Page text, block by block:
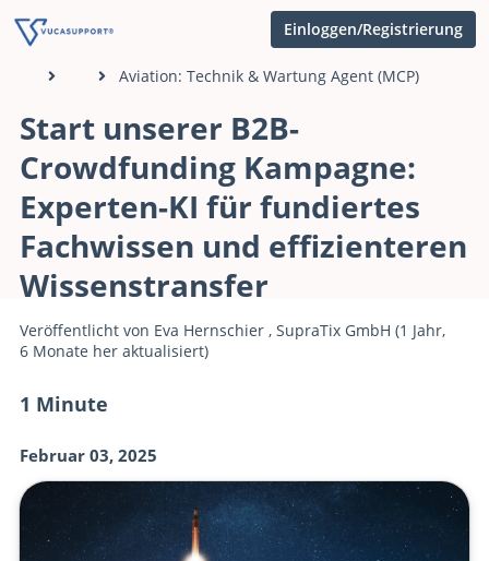
Einloggen/Registrierung
Aviation: Technik & Wartung Agent (MCP)
1 Minute
Februar 03, 2025
Start unserer B2B-
Crowdfunding Kampagne:
Experten-KI für fundiertes
Fachwissen und effizienteren
Wissenstransfer
Veröffentlicht von Eva Hernschier, SupraTix GmbH (1 Jahr,
6 Monate her aktualisiert)